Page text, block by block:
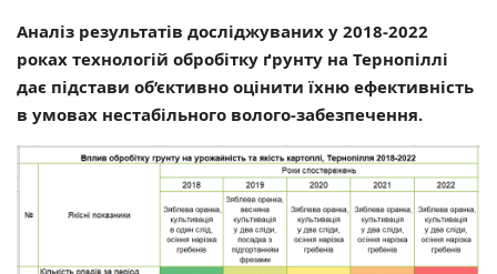
Аналіз результатів досліджуваних у 2018-2022
роках технологій обробітку ґрунту на Тернопіллі
дає підстави об’єктивно оцінити їхню ефективність
в умовах нестабільного волого-забезпечення.